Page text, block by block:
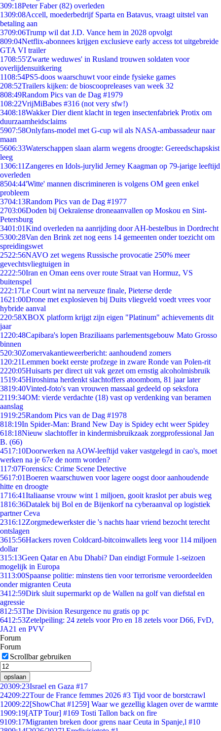
309:18Peter Faber (82) overleden
1309:08Accell, moederbedrijf Sparta en Batavus, vraagt uitstel van
betaling aan
3709:06Trump wil dat J.D. Vance hem in 2028 opvolgt
809:04Netflix-abonnees krijgen exclusieve early access tot uitgebreide
GTA VI trailer
1708:55'Zwarte weduwes' in Rusland trouwen soldaten voor
overlijdensuitkering
1108:54PS5-doos waarschuwt voor einde fysieke games
208:52Trailers kijken: de bioscoopreleases van week 32
808:49Random Pics van de Dag #1979
108:22VrijMiBabes #316 (not very sfw!)
3408:18Wakker Dier dient klacht in tegen insectenfabriek Protix om
duurzaamheidsclaims
5907:58Onlyfans-model met G-cup wil als NASA-ambassadeur naar
maan
5606:33Waterschappen slaan alarm wegens droogte: Gereedschapskist
leeg
1306:11 Zangeres en Idols-jurylid Jerney Kaagman op 79-jarige leeftijd
overleden
8504:44'Witte' mannen discrimineren is volgens OM geen enkel
probleem
3704:13Random Pics van de Dag #1977
2703:06Doden bij Oekraïense droneaanvallen op Moskou en Sint-
Petersburg
3401:01Kind overleden na aanrijding door AH-bestelbus in Dordrecht
5300:28Van den Brink zet nog eens 14 gemeenten onder toezicht om
spreidingswet
2522:56NAVO zet wegens Russische provocatie 250% meer
gevechtsvliegtuigen in
2222:50Iran en Oman eens over route Straat van Hormuz, VS
buitenspel
222:17Le Court wint na nerveuze finale, Pieterse derde
1621:00Drone met explosieven bij Duits vliegveld voedt vrees voor
hybride aanval
220:58XBOX platform krijgt zijn eigen "Platinum" achievements dit
jaar
1220:48Capibara's lopen Braziliaans parlementsgebouw Mato Grosso
binnen
520:30Zomervakantieweerbericht: aanhoudend zomers
1 20:21Lemmen boekt eerste profzege in zware Ronde van Polen-rit
2220:05Huisarts per direct uit vak gezet om ernstig alcoholmisbruik
1519:45Hiroshima herdenkt slachtoffers atoombom, 81 jaar later
3819:40Vinted-foto's van vrouwen massaal gedeeld op seksfora
2119:34OM: vierde verdachte (18) vast op verdenking van beramen
aanslag
1919:25Random Pics van de Dag #1978
818:19In Spider-Man: Brand New Day is Spidey echt weer Spidey
618:18Nieuw slachtoffer in kindermisbruikzaak zorgprofessional Jan
B. (66)
4517:10Doorwerken na AOW-leeftijd vaker vastgelegd in cao's, moet
werken na je 67e de norm worden?
117:07Forensics: Crime Scene Detective
5617:01Boeren waarschuwen voor lagere oogst door aanhoudende
hitte en droogte
1716:41Italiaanse vrouw wint 1 miljoen, gooit kraslot per abuis weg
1816:36Datalek bij Bol en de Bijenkorf na cyberaanval op logistiek
partner Ceva
2316:12Zorgmedewerkster die 's nachts haar vriend bezocht terecht
ontslagen
3615:56Hackers roven Coldcard-bitcoinwallets leeg voor 114 miljoen
dollar
315:13Geen Qatar en Abu Dhabi? Dan eindigt Formule 1-seizoen
mogelijk in Europa
3113:00Spaanse politie: minstens tien voor terrorisme veroordeelden
onder migranten Ceuta
3412:59Dirk sluit supermarkt op de Wallen na golf van diefstal en
agressie
812:53The Division Resurgence nu gratis op pc
6412:53Zetelpeiling: 24 zetels voor Pro en 18 zetels voor D66, FvD,
JA21 en PVV
Forum
Forum
Scrollbar gebruiken
opslaan
20309:23Israel en Gaza #17
24209:22Tour de France femmes 2026 #3 Tijd voor de borstcrawl
12009:22[ShowChat #1259] Waar we gezellig klagen over de warmte
1909:19[ATP Tour] #169 Tosti Tallon back on fire
9109:17Migranten breken door grens naar Ceuta in Spanje,l #10